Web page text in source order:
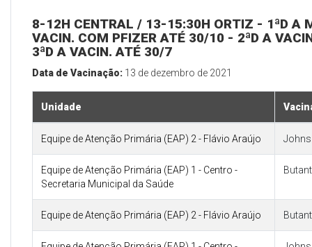
8-12H CENTRAL / 13-15:30H ORTIZ - 1ªD A
VACIN. COM PFIZER ATÉ 30/10 - 2ªD A
3ªD A VACIN. ATÉ 30/7
Data de Vacinação: 13 de dezembro de 2021
Unidade
Equipe de Atenção Primária (EAP) 2 - Flávio Araújo
Equipe de Atenção Primária (EAP) 1 - Centro -
Secretaria Municipal da Saúde
Equipe de Atenção Primária (EAP) 2 - Flávio Araújo